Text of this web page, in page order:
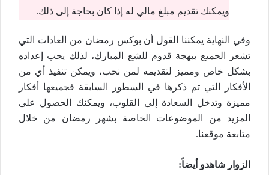
ويمكنك تقديم مبلغ مالي له إذا كان بحاجة إلى ذلك.
وفي النهاية يمكننا القول أن بوكس رمضان من العادات التي
تشعر الجميع ببهجة قدوم للشع المبارك، لذلك يجب إعداده
بشكل خاص ومميز لتقديمه لمن نحب، ويمكن تنفيذ أي من
الأفكار التي تم ذكرها في السطور السابقة فجميعها أفكار
مميزة وتدخل السعادة إلى القلوب، ويمكنك الحصول على
المزيد من الموضوعات الخاصة بشهر رمضان من خلال
متابعة موقعنا.
الزوار شاهدو أيضاً: